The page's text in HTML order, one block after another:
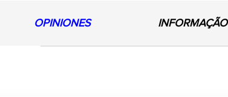
OPINIONES INFORMAÇÃO